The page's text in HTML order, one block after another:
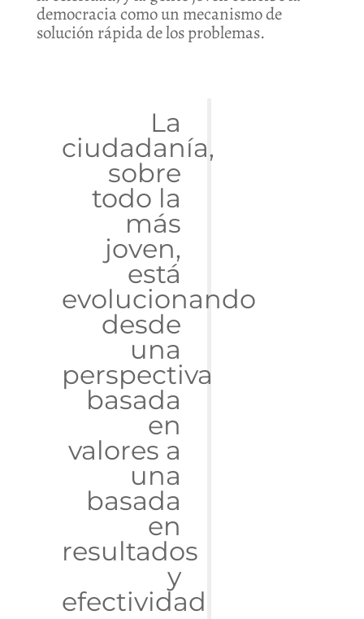
democracia como un mecanismo de
solución rápida de los problemas.
La
ciudadanía,
sobre
todo la
más
joven,
está
evolucionando
desde
una
perspectiva
basada
en
valores a
una
basada
en
resultados
y
efectividad